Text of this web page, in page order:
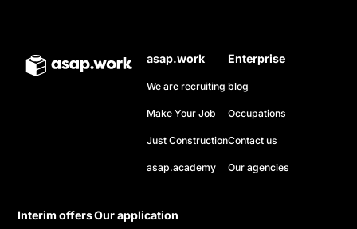
asap.work
We are recruiting
Make Your Job
Just Construction
asap.academy
Enterprise
blog
Occupations
Contact us
Our agencies
Interim offersOur application